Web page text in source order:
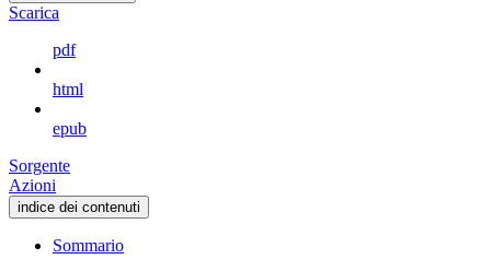
Scarica
pdf
html
epub
Sorgente
Azioni
indice dei contenuti
Sommario